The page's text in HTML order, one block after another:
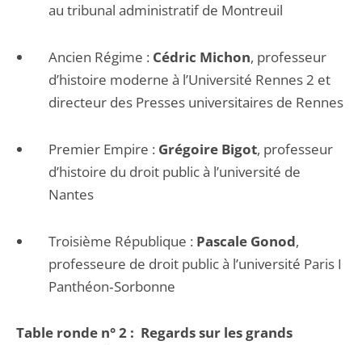
au tribunal administratif de Montreuil
Ancien Régime : Cédric Michon, professeur
d’histoire moderne à l’Université Rennes 2 et
directeur des Presses universitaires de Rennes
Premier Empire : Grégoire Bigot, professeur
d’histoire du droit public à l’université de
Nantes
Troisième République : Pascale Gonod,
professeure de droit public à l’université Paris I
Panthéon‐Sorbonne
Table ronde n° 2 : Regards sur les grands